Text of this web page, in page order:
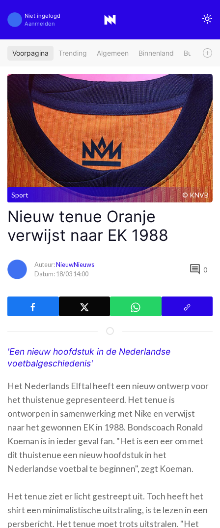
Niet ingelogd
Aanmelden
Voorpagina Trending Algemeen Binnenland Buitenland
Sport © KNVB
Nieuw tenue Oranje
verwijst naar EK 1988
Auteur:NieuwNieuws
Datum: 18/03 14:00
comment 0
'Een nieuw hoofdstuk in de Nederlandse
voetbalgeschiedenis'
Het Nederlands Elftal heeft een nieuw ontwerp voor
het thuistenue gepresenteerd. Het tenue is
ontworpen in samenwerking met Nike en verwijst
naar het gewonnen EK in 1988. Bondscoach Ronald
Koeman is in ieder geval fan. "Het is een eer om met
dit thuistenue een nieuw hoofdstuk in het
Nederlandse voetbal te beginnen", zegt Koeman.
Het tenue ziet er licht gestreept uit. Toch heeft het
shirt een minimalistische uitstraling, is te lezen in een
persbericht. Het tenue moet trots uitstralen. "Het